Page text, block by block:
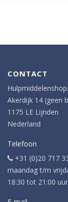
CONTACT
Akerdijk 14 (geen
1175 LE Lijnden
Nederland
Telefoon
+31 (0)20 717
maandag t/m
18:30 tot 21:00 uur